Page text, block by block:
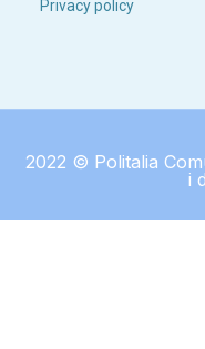
Privacy policy
2022 © Politalia
i